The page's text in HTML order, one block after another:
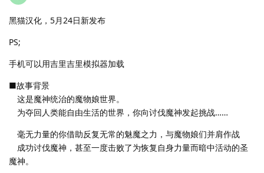
黑猫汉化，5月24日新发布
PS;
手机可以用吉里吉里模拟器加载
■故事背景
这是魔神统治的魔物娘世界。
为夺回人类能自由生活的世界，你向讨伐魔神发起挑战……
毫无力量的你借助反复无常的魅魔之力，与魔物娘们并肩作战
成功讨伐魔神，甚至一度击败了为恢复自身力量而暗中活动的圣
魔神。